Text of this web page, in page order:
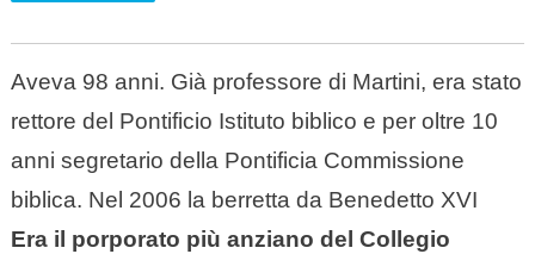
Aveva 98 anni. Già professore di Martini, era stato
rettore del Pontificio Istituto biblico e per oltre 10
anni segretario della Pontificia Commissione
biblica. Nel 2006 la berretta da Benedetto XVI
Era il porporato più anziano del Collegio